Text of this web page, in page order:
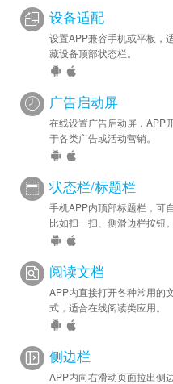
设备适配
设置APP兼容手机或平板，
藏设备顶部状态栏。
广告启动屏
在线设置广告启动屏，APP
于各类广告或活动营销。
状态栏/标题栏
手机APP内顶部标题栏，可
比如扫一扫、侧滑边栏按钮。
阅读文档
APP内直接打开各种常用的
式，适合在线阅读类应用。
侧边栏
APP内向右滑动页面拉出侧